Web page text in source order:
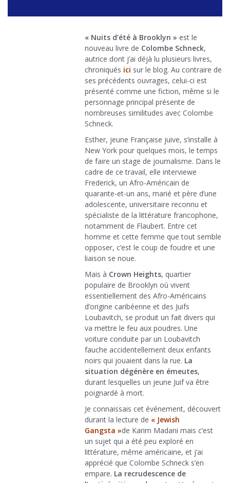
« Nuits d’été à Brooklyn » est le
nouveau livre de Colombe Schneck,
autrice dont j’ai déjà lu plusieurs livres,
chroniqués ici sur le blog. Au contraire de
ses précédents ouvrages, celui-ci est
présenté comme une fiction, même si le
personnage principal présente de
nombreuses similitudes avec Colombe
Schneck.
Esther, jeune Française juive, s’installe à
New York pour quelques mois, le temps
de faire un stage de journalisme. Dans le
cadre de ce travail, elle interviewe
Frederick, un Afro-Américain de
quarante-et-un ans, marié et père d’une
adolescente, universitaire reconnu et
spécialiste de la littérature francophone,
notamment de Flaubert. Entre cet
homme et cette femme que tout semble
opposer, c’est le coup de foudre et une
liaison se noue.
Mais à Crown Heights, quartier
populaire de Brooklyn où vivent
essentiellement des Afro-Américains
d’origine caribéenne et des Juifs
Loubavitch, se produit un fait divers qui
va mettre le feu aux poudres. Une
voiture conduite par un Loubavitch
fauche accidentellement deux enfants
noirs qui jouaient dans la rue. La
situation dégénère en émeutes,
durant lesquelles un jeune Juif va être
poignardé à mort.
Je connaissais cet événement, découvert
durant la lecture de « Jewish
Gangsta »de Karim Madani mais c’est
un sujet qui a été peu exploré en
littérature, même américaine, et j’ai
apprécié que Colombe Schneck s’en
empare. La recrudescence de